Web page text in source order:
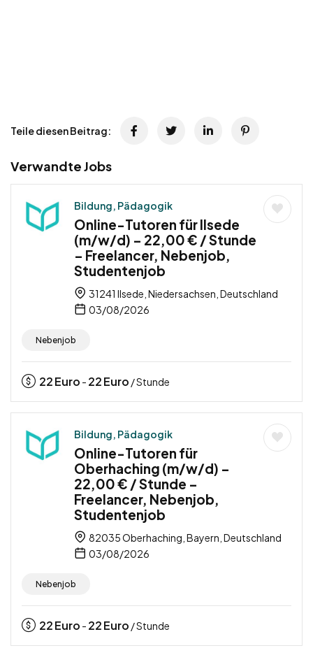
Teile diesen Beitrag:
Verwandte Jobs
Bildung, Pädagogik
Online-Tutoren für Ilsede
(m/w/d) – 22,00 € / Stunde
– Freelancer, Nebenjob,
Studentenjob
31241 Ilsede, Niedersachsen, Deutschland
03/08/2026
Nebenjob
22Euro - 22Euro / Stunde
Bildung, Pädagogik
Online-Tutoren für
Oberhaching (m/w/d) –
22,00 € / Stunde –
Freelancer, Nebenjob,
Studentenjob
82035 Oberhaching, Bayern, Deutschland
03/08/2026
Nebenjob
22Euro - 22Euro / Stunde